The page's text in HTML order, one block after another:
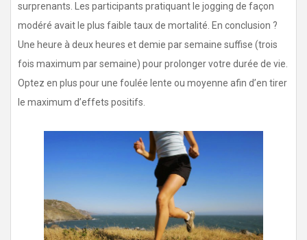
surprenants. Les participants pratiquant le jogging de façon
modéré avait le plus faible taux de mortalité. En conclusion ?
Une heure à deux heures et demie par semaine suffise (trois
fois maximum par semaine) pour prolonger votre durée de vie.
Optez en plus pour une foulée lente ou moyenne afin d’en tirer
le maximum d’effets positifs.